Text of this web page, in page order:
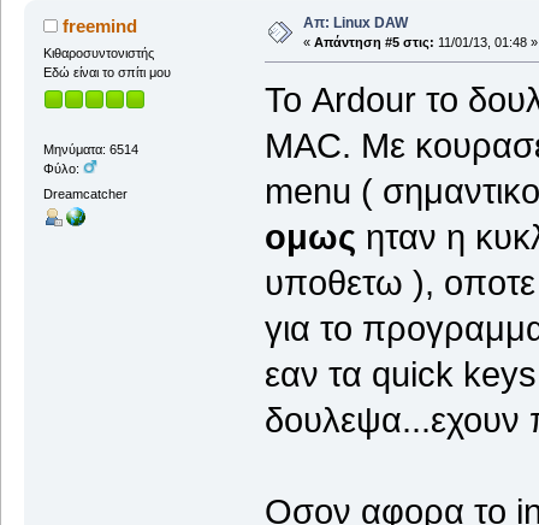
freemind
Κιθαροσυντονιστής
Εδώ είναι το σπίτι μου
Μηνύματα: 6514
Φύλο:
Dreamcatcher
Απ: Linux DAW
« Απάντηση #5 στις: 11/01/13, 01:48 »
Το Ardour το
MAC. Με
menu (
ομως ηταν η
υποθετω ),
για το
εαν τα quick keys
δουλεψα...εχουν
Οσον αφορα το